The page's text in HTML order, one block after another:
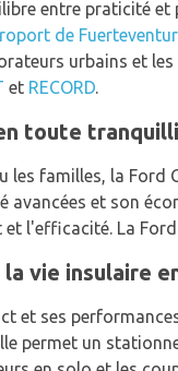
entre praticité
de
urbains et
et RECORD.
toute
les familles, la
avancées et son
l'efficacité. La
vie insulaire
et ses
permet un